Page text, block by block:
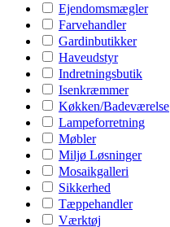
Ejendomsmægler
Farvehandler
Gardinbutikker
Haveudstyr
Indretningsbutik
Isenkræmmer
Køkken/Badeværelse
Lampeforretning
Møbler
Miljø Løsninger
Mosaikgalleri
Sikkerhed
Tæppehandler
Værktøj